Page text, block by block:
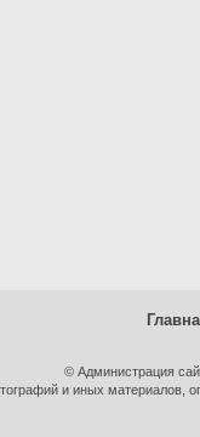
© Администрация
и иных материалов,